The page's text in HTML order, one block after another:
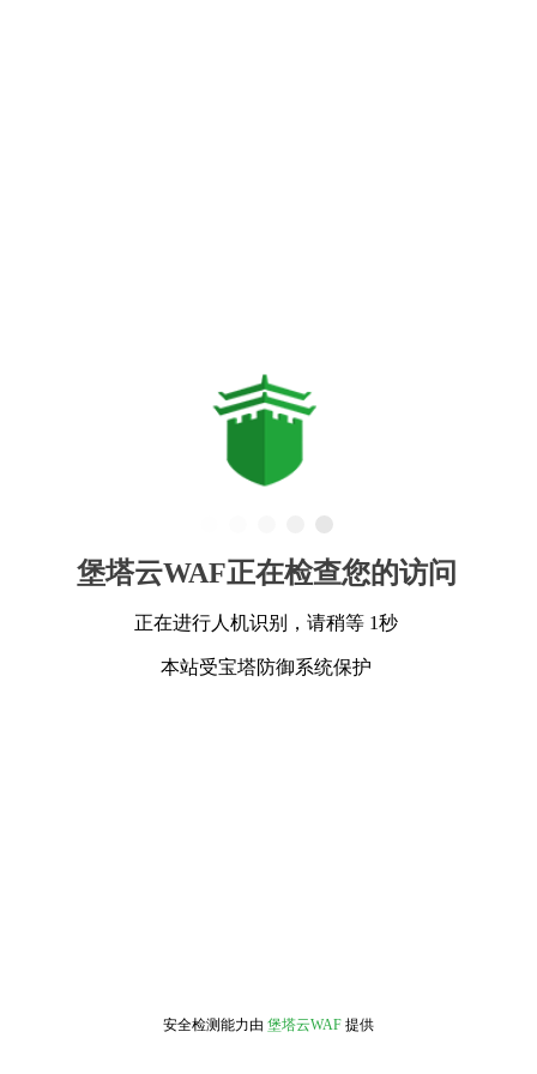
堡塔云WAF正在检查您的访问
正在进行人机识别，请稍等 1秒
本站受宝塔防御系统保护
安全检测能力由 堡塔云WAF 提供